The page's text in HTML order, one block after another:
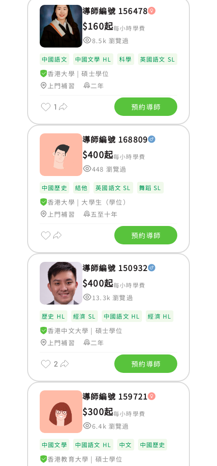
導師編號 156478
$160起每小時學費
8.5k 瀏覽過
中國語文 中國文學 HL 科學 英國語文 SL
香港大學 |碩士學位
上門補習
二年
1 預約導師
導師編號 168809
$400起每小時學費
448 瀏覽過
中國歷史 結他 英國語文 SL 舞蹈 SL
香港大學 | 大學生（學位）
上門補習
五至十年
預約導師
導師編號 150932
$400起每小時學費
13.3k 瀏覽過
歷史 HL 經濟 SL 中國語文 HL 經濟 HL
香港中文大學 | 碩士學位
上門補習
二年
2 預約導師
導師編號 159721
$300起每小時學費
6.4k 瀏覽過
中國文學 中國語文 HL 中文 中國歷史
香港教育大學 | 碩士學位